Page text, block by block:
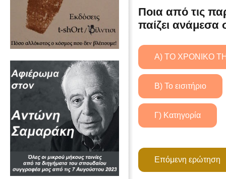
Ποια από τις
παίζει